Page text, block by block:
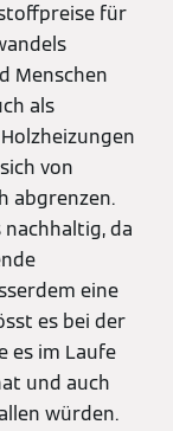
für
Menschen
als
von
abgrenzen.
da
eine
es bei der
es im Laufe
und auch
würden.